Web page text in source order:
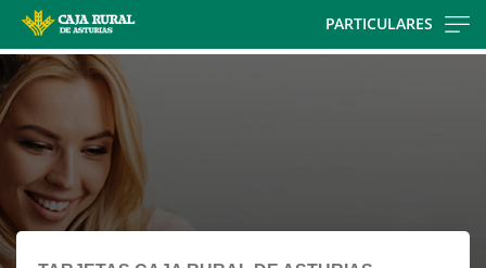
PARTICULARES
Cargando
contenido,
por
favor
espere...